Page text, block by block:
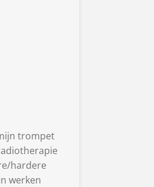
trompet
hardere
werken